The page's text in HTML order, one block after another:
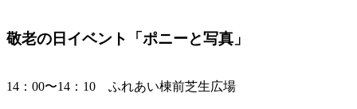
敬老の日イベント「ポニーと写真」
14：00〜14：10 ふれあい棟前芝生広場